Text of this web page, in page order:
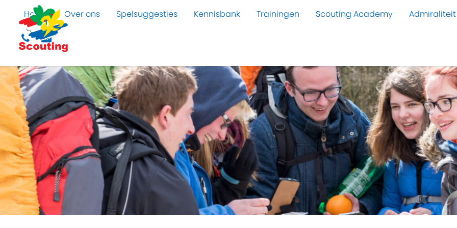
Home Over ons Spelsuggesties Kennisbank Trainingen Scouting Academy Admiraliteit